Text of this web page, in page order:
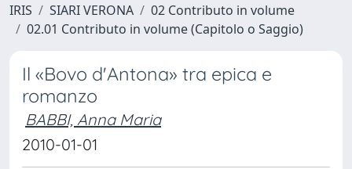
IRIS SIARI VERONA
02 Contributo in volume
02.01 Contributo in volume (Capitolo o Saggio)
Il «Bovo d'Antona» tra epica e
romanzo
BABBI, Anna Maria
2010-01-01